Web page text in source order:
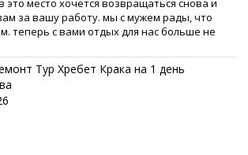
это место хочется возвращаться снова и
за вашу работу. мы с мужем рады, что
теперь с вами отдых для нас больше не